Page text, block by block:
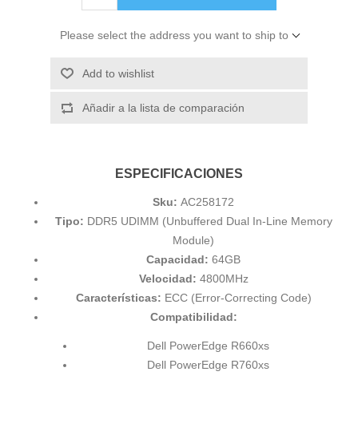
Please select the address you want to ship to
Add to wishlist
Añadir a la lista de comparación
ESPECIFICACIONES
Sku: AC258172
Tipo: DDR5 UDIMM (Unbuffered Dual In-Line Memory
Module)
Capacidad: 64GB
Velocidad: 4800MHz
Características: ECC (Error-Correcting Code)
Compatibilidad:
Dell PowerEdge R660xs
Dell PowerEdge R760xs